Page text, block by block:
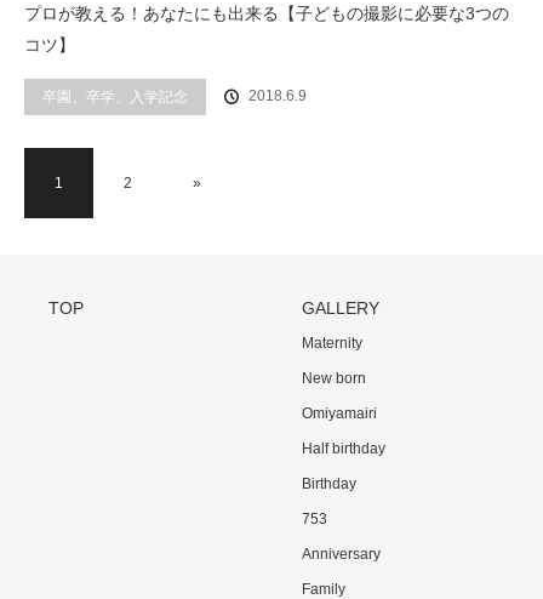
プロが教える！あなたにも出来る【子どもの撮影に必要な3つの
コツ】
卒園、卒学、入学記念 2018.6.9
1 2 »
TOP GALLERY
Maternity
New born
Omiyamairi
Half birthday
Birthday
753
Anniversary
Family